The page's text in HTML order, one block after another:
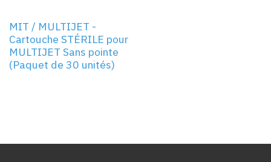
NOUVEAU!
MIT / MULTIJET -
Cartouche STÉRILE pour
MULTIJET Sans pointe
(Paquet de 30 unités)